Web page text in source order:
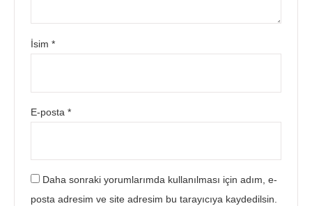
İsim*
E-posta*
Daha sonraki yorumlarımda kullanılması için adım, e-
posta adresim ve site adresim bu tarayıcıya kaydedilsin.